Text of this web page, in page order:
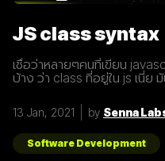
JS class syntax
เชื่อว่าหลายๆคนที่เขียน
บ้าง ว่า class ที่อยู่ใน js เนี่ย
กว่า class เปรียบเสมือนกับ
สามารถนำไปสร้างเป็นสิ่งขอ
พิมพ์เขียว( class ) นั้นๆได้ โด
13 Jan, 2021 by Senna
Software Development